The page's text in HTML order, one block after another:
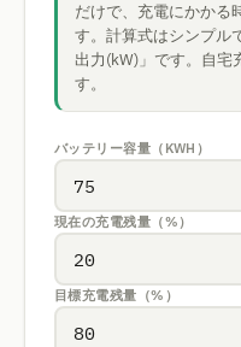
だけで、充電にかかる
す。計算式はシンプル
出力(kW)」です。自宅
す。
バッテリー容量（KWH）
現在の充電残量（%）
目標充電残量（%）